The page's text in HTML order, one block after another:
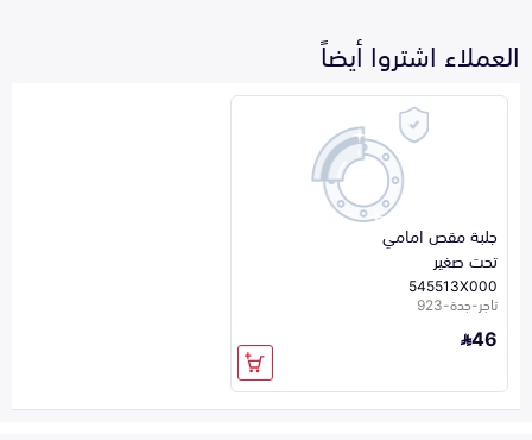
العملاء اشتروا أيضاً
جلبة مقص امامي
تحت صغير
545513X000
تاجر-جدة-923
46